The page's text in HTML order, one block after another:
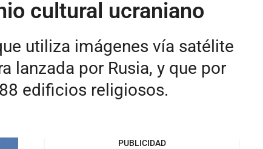
cultural ucraniano
utiliza imágenes vía satélite
lanzada por Rusia, y que por
edificios religiosos.
PUBLICIDAD